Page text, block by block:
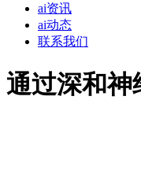
ai资讯
ai动态
联系我们
通过深和神